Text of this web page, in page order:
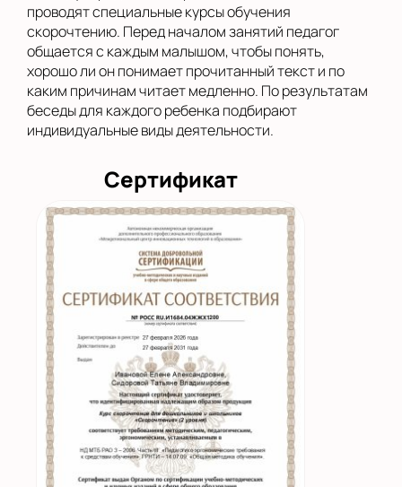
проводят специальные курсы обучения
скорочтению. Перед началом занятий педагог
общается с каждым малышом, чтобы понять,
хорошо ли он понимает прочитанный текст и по
каким причинам читает медленно. По результатам
беседы для каждого ребенка подбирают
индивидуальные виды деятельности.
Сертификат